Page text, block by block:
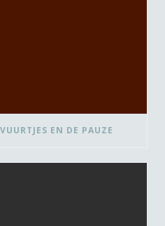
EN DE PAUZE